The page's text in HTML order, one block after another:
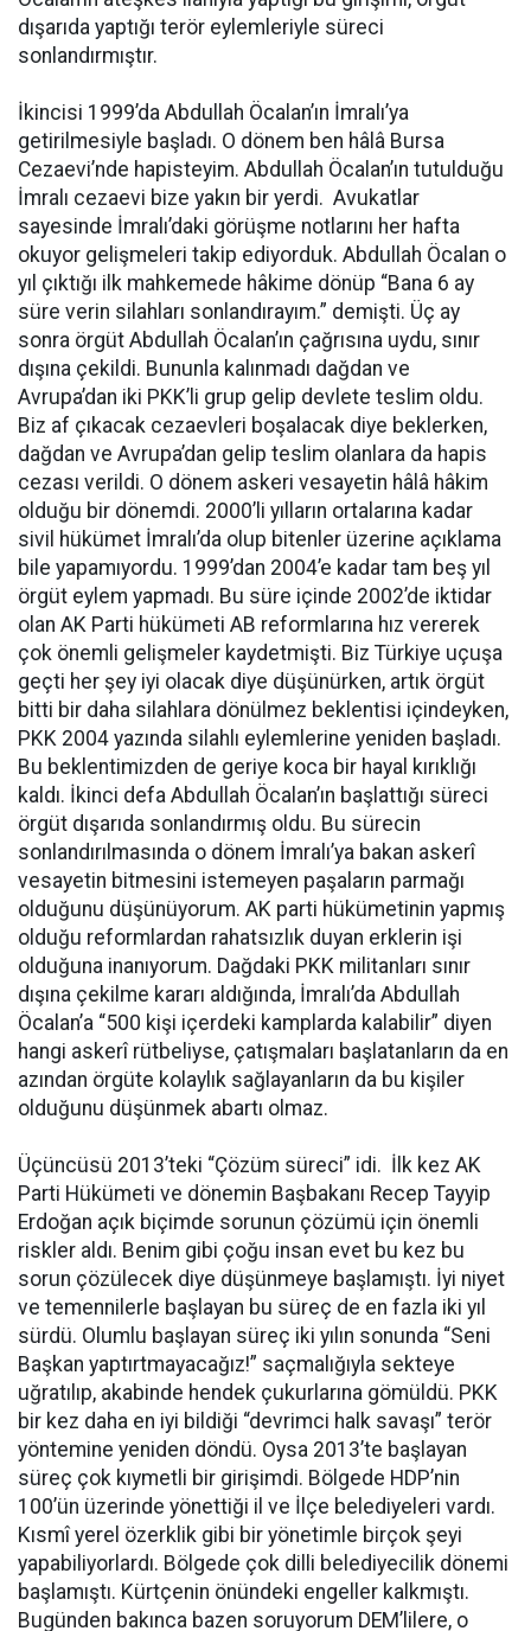
dışarıda yaptığı terör eylemleriyle süreci
sonlandırmıştır.
İkincisi 1999’da Abdullah Öcalan’ın İmralı’ya
getirilmesiyle başladı. O dönem ben hâlâ Bursa
Cezaevi’nde hapisteyim. Abdullah Öcalan’ın tutulduğu
İmralı cezaevi bize yakın bir yerdi. Avukatlar
sayesinde İmralı’daki görüşme notlarını her hafta
okuyor gelişmeleri takip ediyorduk. Abdullah Öcalan o
yıl çıktığı ilk mahkemede hâkime dönüp “Bana 6 ay
süre verin silahları sonlandırayım.” demişti. Üç ay
sonra örgüt Abdullah Öcalan’ın çağrısına uydu, sınır
dışına çekildi. Bununla kalınmadı dağdan ve
Avrupa’dan iki PKK’li grup gelip devlete teslim oldu.
Biz af çıkacak cezaevleri boşalacak diye beklerken,
dağdan ve Avrupa’dan gelip teslim olanlara da hapis
cezası verildi. O dönem askeri vesayetin hâlâ hâkim
olduğu bir dönemdi. 2000’li yılların ortalarına kadar
sivil hükümet İmralı’da olup bitenler üzerine açıklama
bile yapamıyordu. 1999’dan 2004’e kadar tam beş yıl
örgüt eylem yapmadı. Bu süre içinde 2002’de iktidar
olan AK Parti hükümeti AB reformlarına hız vererek
çok önemli gelişmeler kaydetmişti. Biz Türkiye uçuşa
geçti her şey iyi olacak diye düşünürken, artık örgüt
bitti bir daha silahlara dönülmez beklentisi içindeyken,
PKK 2004 yazında silahlı eylemlerine yeniden başladı.
Bu beklentimizden de geriye koca bir hayal kırıklığı
kaldı. İkinci defa Abdullah Öcalan’ın başlattığı süreci
örgüt dışarıda sonlandırmış oldu. Bu sürecin
sonlandırılmasında o dönem İmralı’ya bakan askerî
vesayetin bitmesini istemeyen paşaların parmağı
olduğunu düşünüyorum. AK parti hükümetinin yapmış
olduğu reformlardan rahatsızlık duyan erklerin işi
olduğuna inanıyorum. Dağdaki PKK militanları sınır
dışına çekilme kararı aldığında, İmralı’da Abdullah
Öcalan’a “500 kişi içerdeki kamplarda kalabilir” diyen
hangi askerî rütbeliyse, çatışmaları başlatanların da en
azından örgüte kolaylık sağlayanların da bu kişiler
olduğunu düşünmek abartı olmaz.
Üçüncüsü 2013’teki “Çözüm süreci” idi. İlk kez AK
Parti Hükümeti ve dönemin Başbakanı Recep Tayyip
Erdoğan açık biçimde sorunun çözümü için önemli
riskler aldı. Benim gibi çoğu insan evet bu kez bu
sorun çözülecek diye düşünmeye başlamıştı. İyi niyet
ve temennilerle başlayan bu süreç de en fazla iki yıl
sürdü. Olumlu başlayan süreç iki yılın sonunda “Seni
Başkan yaptırtmayacağız!” saçmalığıyla sekteye
uğratılıp, akabinde hendek çukurlarına gömüldü. PKK
bir kez daha en iyi bildiği “devrimci halk savaşı” terör
yöntemine yeniden döndü. Oysa 2013’te başlayan
süreç çok kıymetli bir girişimdi. Bölgede HDP’nin
100’ün üzerinde yönettiği il ve İlçe belediyeleri vardı.
Kısmî yerel özerklik gibi bir yönetimle birçok şeyi
yapabiliyorlardı. Bölgede çok dilli belediyecilik dönemi
başlamıştı. Kürtçenin önündeki engeller kalkmıştı.
Bugünden bakınca bazen soruyorum DEM’lilere, o